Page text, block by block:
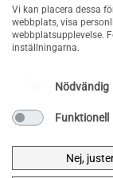
Vi kan placera dessa
webbplats, visa
webbplatsupplevelse.
inställningarna.
Nödvändig
Funktionell
Nej,